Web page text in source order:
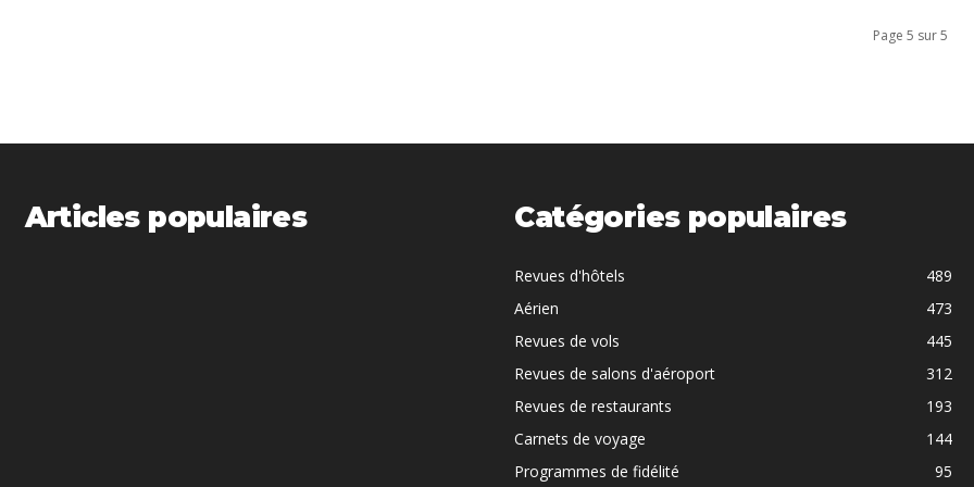
Page 5 sur 5
Articles populaires Catégories populaires
Revues d'hôtels
489
Aérien
473
Revues de vols
445
Revues de salons d'aéroport
312
Revues de restaurants
193
Carnets de voyage
144
Programmes de fidélité
95